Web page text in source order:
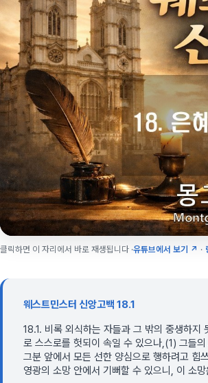
클릭하면 이 자리에서 바로 재생됩니다 ·유튜브에서 보기 ↗ ·
웨스트민스터 신앙고백 18.1
18.1. 비록 외식하는 자들과 그 밖의 중생하
로 스스로를 헛되이 속일 수 있으나,(1) 그들
그분 앞에서 모든 선한 양심으로 행하려고 힘
영광의 소망 안에서 기뻐할 수 있으니, 이 소